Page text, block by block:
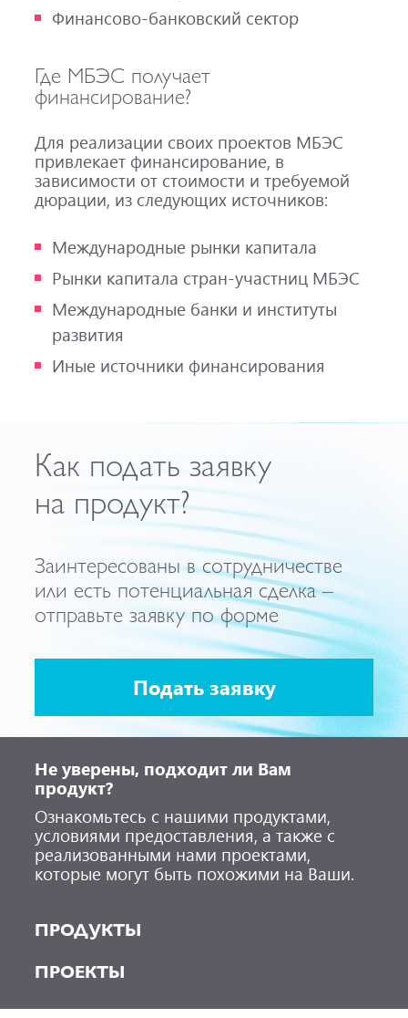
Финансово-банковский сектор
Где МБЭС получает
финансирование?
Для реализации своих проектов МБЭС
привлекает финансирование, в
зависимости от стоимости и требуемой
дюрации, из следующих источников:
Международные рынки капитала
Рынки капитала стран-участниц МБЭС
Международные банки и институты
развития
Иные источники финансирования
Как подать заявку
на продукт?
Заинтересованы в сотрудничестве
или есть потенциальная сделка –
отправьте заявку по форме
Подать заявку
Не уверены, подходит ли Вам
продукт?
Ознакомьтесь с нашими продуктами,
условиями предоставления, а также с
реализованными нами проектами,
которые могут быть похожими на Ваши.
ПРОДУКТЫ
ПРОЕКТЫ